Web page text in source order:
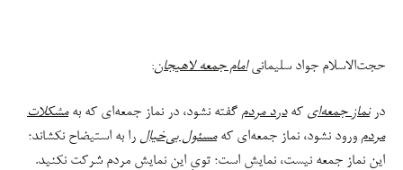
حجت‌الاسلام جواد سلیمانیامام جمعه لاهیجان:
درنماز جمعه‌ای کهدرد مردم گفته نشود، در نماز جمعه‌ای که بهمشکلات
مردم ورود نشود، نماز جمعه‌ای کهمسئول بی‌خیال را به استیضاح نکشاند؛
این نماز جمعه نیست، نمایش است؛ تویِ این نمایش مردم شرکت نکنید.